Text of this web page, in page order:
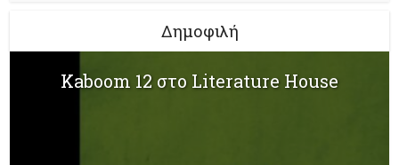
Δημοφιλή
Kaboom 12 στο Literature House